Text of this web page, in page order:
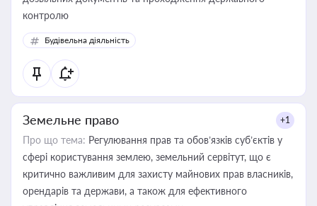
контролю
Будівельна діяльність
Земельне право +1
Про що тема: Регулювання прав та обов’язків суб’єктів у
сфері користування землею, земельний сервітут, що є
критично важливим для захисту майнових прав власників,
орендарів та держави, а також для ефективного